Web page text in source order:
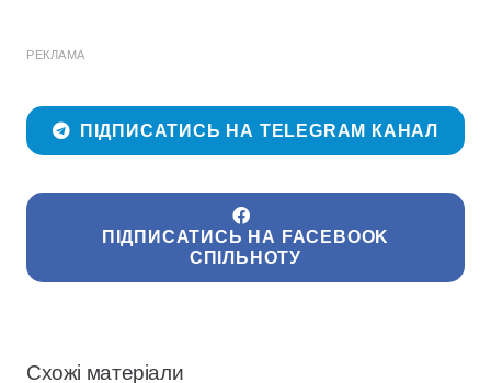
РЕКЛАМА
ПІДПИСАТИСЬ НА TELEGRAM КАНАЛ
ПІДПИСАТИСЬ НА FACEBOOK
СПІЛЬНОТУ
Схожі матеріали